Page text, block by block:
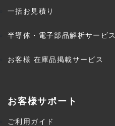
一括お見積り
半導体・電子部品解析サービス
お客様 在庫品掲載サービス
お客様サポート
ご利用ガイド